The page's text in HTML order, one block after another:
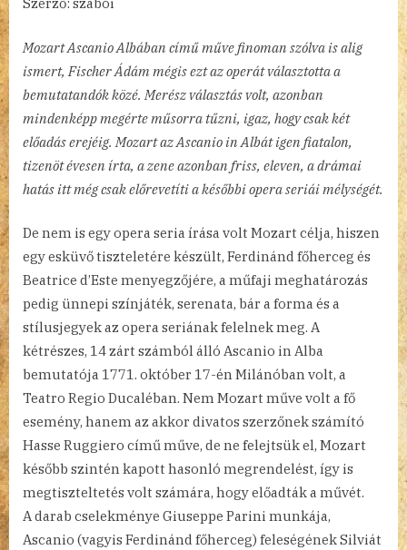
Mozart Ascanio Albában című műve finoman szólva is alig
ismert, Fischer Ádám mégis ezt az operát választotta a
bemutatandók közé. Merész választás volt, azonban
mindenképp megérte műsorra tűzni, igaz, hogy csak két
előadás erejéig. Mozart az Ascanio in Albát igen fiatalon,
tizenöt évesen írta, a zene azonban friss, eleven, a drámai
hatás itt még csak előrevetíti a későbbi opera seriái mélységét.
De nem is egy opera seria írása volt Mozart célja, hiszen
egy esküvő tiszteletére készült, Ferdinánd főherceg és
Beatrice d’Este menyegzőjére, a műfaji meghatározás
pedig ünnepi színjáték, serenata, bár a forma és a
stílusjegyek az opera seriának felelnek meg. A
kétrészes, 14 zárt számból álló Ascanio in Alba
bemutatója 1771. október 17-én Milánóban volt, a
Teatro Regio Ducaléban. Nem Mozart műve volt a fő
esemény, hanem az akkor divatos szerzőnek számító
Hasse Ruggiero című műve, de ne felejtsük el, Mozart
később szintén kapott hasonló megrendelést, így is
megtiszteltetés volt számára, hogy előadták a művét.
A darab cselekménye Giuseppe Parini munkája,
Ascanio (vagyis Ferdinánd főherceg) feleségének Silviát